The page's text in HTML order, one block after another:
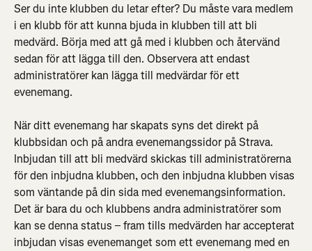
Ser du inte klubben du letar efter? Du måste vara medlem
i en klubb för att kunna bjuda in klubben till att bli
medvärd. Börja med att gå med i klubben och återvänd
sedan för att lägga till den. Observera att endast
administratörer kan lägga till medvärdar för ett
evenemang.
När ditt evenemang har skapats syns det direkt på
klubbsidan och på andra evenemangssidor på Strava.
Inbjudan till att bli medvärd skickas till administratörerna
för den inbjudna klubben, och den inbjudna klubben visas
som väntande på din sida med evenemangsinformation.
Det är bara du och klubbens andra administratörer som
kan se denna status – fram tills medvärden har accepterat
inbjudan visas evenemanget som ett evenemang med en